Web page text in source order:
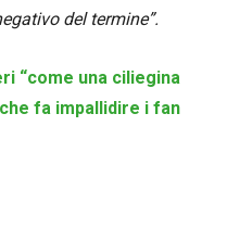
del termine”.
“come una ciliegina
fa impallidire i fan